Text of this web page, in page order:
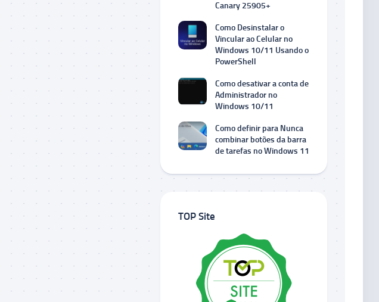
Canary 25905+
Como Desinstalar o
Vincular ao Celular no
Windows 10/11 Usando o
PowerShell
Como desativar a conta de
Administrador no
Windows 10/11
Como definir para Nunca
combinar botões da barra
de tarefas no Windows 11
TOP Site